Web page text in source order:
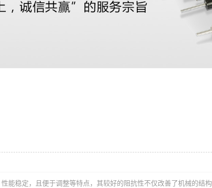
能稳定，且便于调整等特点，其较好的阻抗性不仅改善了机械的结构